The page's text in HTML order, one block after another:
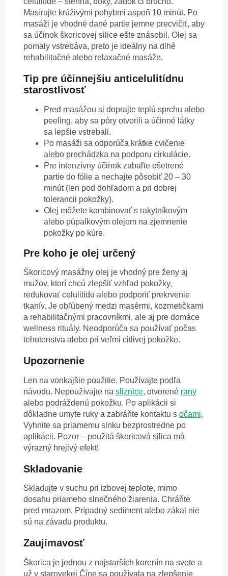
Masírujte krúživými pohybmi aspoň 10 minút. Po
masáži je vhodné dané partie jemne precvičiť, aby
sa účinok škoricovej silice ešte znásobil. Olej sa
pomaly vstrebáva, preto je ideálny na dlhé
rehabilitačné alebo relaxačné masáže.
Tip pre účinnejšiu anticelulitídnu
starostlivosť
Pred masážou si doprajte teplú sprchu alebo
peeling, aby sa póry otvorili a účinné látky
sa lepšie vstrebali.
Po masáži sa odporúča krátke cvičenie
alebo prechádzka na podporu cirkulácie.
Pre intenzívny účinok zabaľte ošetrené
partie do fólie a nechajte pôsobiť 20 – 30
minút (len pod dohľadom a pri dobrej
tolerancii pokožky).
Olej môžete kombinovať s rakytníkovým
alebo púpalkovým olejom na zjemnenie
pokožky po kúre.
Pre koho je olej určený
Škoricový masážny olej je vhodný pre ženy aj
mužov, ktorí chcú zlepšiť vzhľad pokožky,
redukovať celulitídu alebo podporiť prekrvenie
tkanív. Je obľúbený medzi masérmi, kozmetičkami
a rehabilitačnými pracovníkmi, ale aj pre domáce
wellness rituály. Neodporúča sa používať počas
tehotenstva alebo pri veľmi citlivej pokožke.
Upozornenie
Len na vonkajšie použitie. Používajte podľa
návodu. Nepoužívajte na sliznice, otvorené rany
alebo podráždenú pokožku. Po aplikácii si
dôkladne umyte ruky a zabráňte kontaktu s očami.
Vyhnite sa priamemu slnku bezprostredne po
aplikácii. Pozor – použitá škoricová silica má
výrazný hrejivý efekt!
Skladovanie
Skladujte v suchu pri izbovej teplote, mimo
dosahu priameho slnečného žiarenia. Chráňte
pred mrazom. Prípadný sediment alebo zákal nie
sú na závadu produktu.
Zaujímavosť
Škorica je jednou z najstarších korenín na svete a
už v starovekej Číne sa používala na zlepšenie